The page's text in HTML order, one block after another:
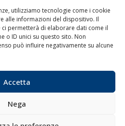
utilizziamo tecnologie come i cookie
alle informazioni del dispositivo. Il
permetterà di elaborare dati come il
o ID unici su questo sito. Non
può influire negativamente su alcune
Accetta
Nega
Varie
di Navigazione
Diporto
Chi siamo
Contatti